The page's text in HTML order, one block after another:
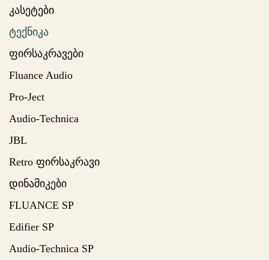
კასეტები
ტექნიკა
ფირსაკრავები
Fluance Audio
Pro-Ject
Audio-Technica
JBL
Retro ფირსაკრავი
დინამიკები
FLUANCE SP
Edifier SP
Audio-Technica SP